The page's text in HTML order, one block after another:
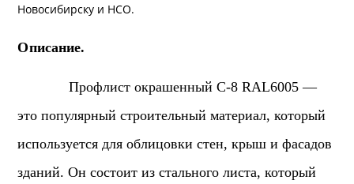
Новосибирску и НСО.
Описание.
Профлист окрашенный С-8 RAL6005 —
это популярный строительный материал, который
используется для облицовки стен, крыш и фасадов
зданий. Он состоит из стального листа, который